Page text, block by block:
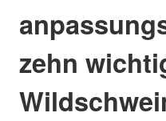
zehn